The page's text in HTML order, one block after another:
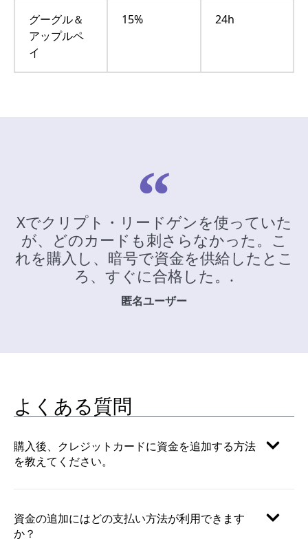
グーグル＆
アップルペ
イ
15% 24h
Xでクリプト・リードゲンを使っていた
が、どのカードも刺さらなかった。こ
れを購入し、暗号で資金を供給したとこ
ろ、すぐに合格した。.
匿名ユーザー
よくある質問
購入後、クレジットカードに資金を追加する方法
を教えてください。
資金の追加にはどの支払い方法が利用できます
か？